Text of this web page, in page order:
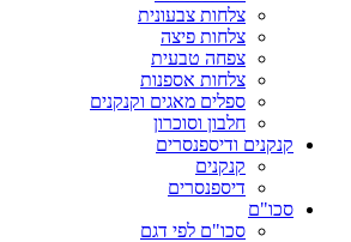
צלחות צבעונית
צלחות פיצה
צפחה טבעית
צלחות אספנות
ספלים מאגים וקנקנים
חלבון וסוכרון
קנקנים ודיספנסרים
קנקנים
דיספנסרים
סכו"ם
סכו"ם לפי דגם